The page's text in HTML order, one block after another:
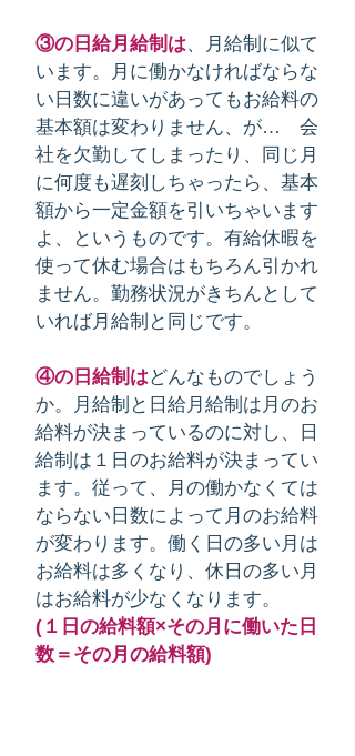
③の日給月給制は、月給制に似て
います。月に働かなければならな
い日数に違いがあってもお給料の
基本額は変わりません、が… 会
社を欠勤してしまったり、同じ月
に何度も遅刻しちゃったら、基本
額から一定金額を引いちゃいます
よ、というものです。有給休暇を
使って休む場合はもちろん引かれ
ません。勤務状況がきちんとして
いれば月給制と同じです。
④の日給制はどんなものでしょう
か。月給制と日給月給制は月のお
給料が決まっているのに対し、日
給制は１日のお給料が決まってい
ます。従って、月の働かなくては
ならない日数によって月のお給料
が変わります。働く日の多い月は
お給料は多くなり、休日の多い月
はお給料が少なくなります。
(１日の給料額×その月に働いた日
数＝その月の給料額)